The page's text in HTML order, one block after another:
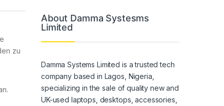
zu
About Damma Systesms
Limited
Damma Systems Limited is a trusted tech
company based in Lagos, Nigeria,
specializing in the sale of quality new and
UK-used laptops, desktops, accessories,